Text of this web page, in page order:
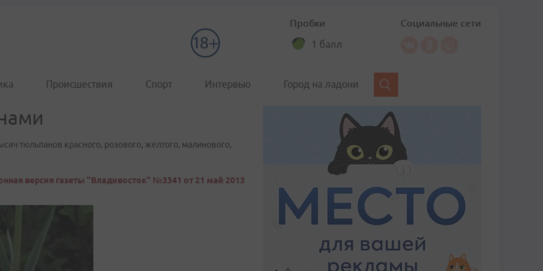
Пробки
1 балл
Социальные сети
Происшествия Спорт Интервью Город на ладони
тюльпанов красного, розового, желтого, малинового,
версия газеты "Владивосток" №3341 от 21 май 2013